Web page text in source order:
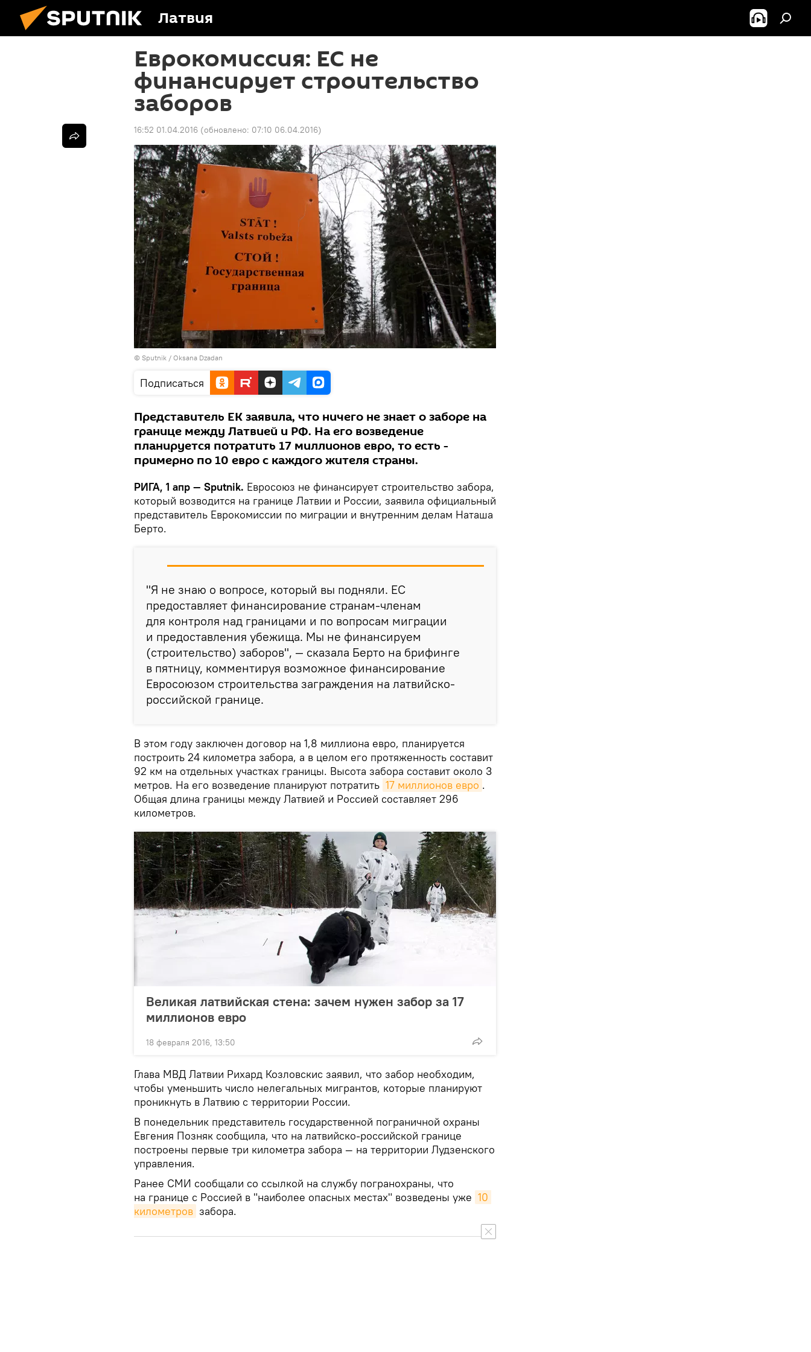
Латвия
Еврокомиссия: ЕС не
финансирует строительство
заборов
16:52 01.04.2016 (обновлено: 07:10 06.04.2016)
© Sputnik / Oksana Dzadan
Подписаться
Представитель ЕК заявила, что ничего не знает о заборе на
границе между Латвией и РФ. На его возведение
планируется потратить 17 миллионов евро, то есть -
примерно по 10 евро с каждого жителя страны.
РИГА, 1 апр — Sputnik. Евросоюз не финансирует строительство забора,
который возводится на границе Латвии и России, заявила официальный
представитель Еврокомиссии по миграции и внутренним делам Наташа
Берто.
"Я не знаю о вопросе, который вы подняли. ЕС
предоставляет финансирование странам-членам
для контроля над границами и по вопросам миграции
и предоставления убежища. Мы не финансируем
(строительство) заборов", — сказала Берто на брифинге
в пятницу, комментируя возможное финансирование
Евросоюзом строительства заграждения на латвийско-
российской границе.
В этом году заключен договор на 1,8 миллиона евро, планируется
построить 24 километра забора, а в целом его протяженность составит
92 км на отдельных участках границы. Высота забора составит около 3
метров. На его возведение планируют потратить 17 миллионов евро .
Общая длина границы между Латвией и Россией составляет 296
километров.
Великая латвийская стена: зачем нужен забор за 17
миллионов евро
18 февраля 2016, 13:50
Глава МВД Латвии Рихард Козловскис заявил, что забор необходим,
чтобы уменьшить число нелегальных мигрантов, которые планируют
проникнуть в Латвию с территории России.
В понедельник представитель государственной пограничной охраны
Евгения Позняк сообщила, что на латвийско-российской границе
построены первые три километра забора — на территории Лудзенского
управления.
Ранее СМИ сообщали со ссылкой на службу погранохраны, что
на границе с Россией в "наиболее опасных местах" возведены уже 10
километров забора.